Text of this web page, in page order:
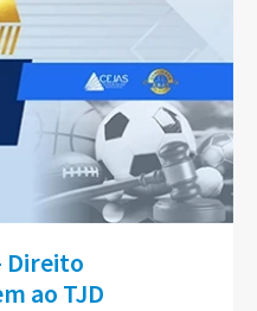
Direito
ao TJD